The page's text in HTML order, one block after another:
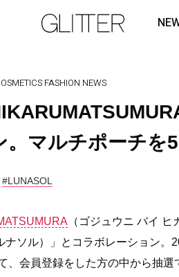
FASHION NEWS
。マルチポーチを
#LUNASOL
（ゴジュウニ バイ
ナソル）」とコラボレーション
、会員登録をした方の中から抽